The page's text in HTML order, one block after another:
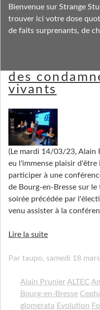
Fil des commentaires
des
vivants
(Le mardi 14/03/23, Alain
eu l'immense plaisir d'être
participer à une
de Bourg-en-Bresse sur
soirée précédée par
venu assister à la
Lire la suite
Par taupo, samedi 18
Alain Prunier ALTEC
Bourg-en-Bresse
glomerata Evolution
Bienvenue sur Strange
trouver ici votre dose
de faits surprenants, de